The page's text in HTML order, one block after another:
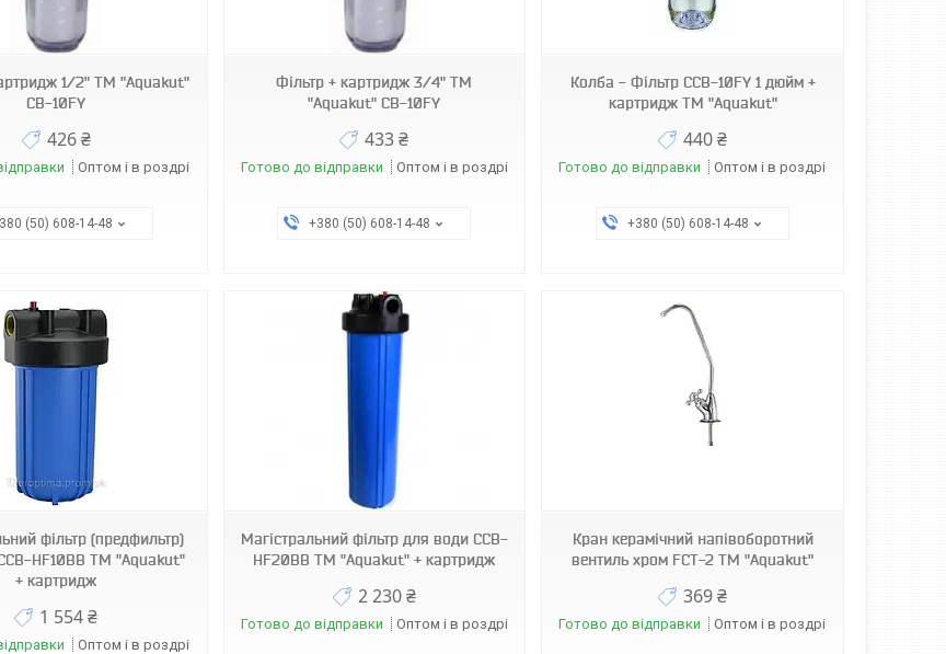
1/2" ТМ "Aquakut"
CB-10FY
426 ₴
Оптом і в роздріб
(50) 608-14-48
Фільтр + картридж 3/4" ТМ
"Aquakut" CB-10FY
433 ₴
Готово до відправки Оптом і в роздріб
+380 (50) 608-14-48
Колба - Фільтр CCB-10FY 1 дюйм +
картридж ТМ "Aquakut"
440 ₴
Готово до відправки Оптом і в роздріб
+380 (50) 608-14-48
фільтр (предфильтр)
HF10BB ТМ "Aquakut"
+ картридж
1 554 ₴
Оптом і в роздріб
Магістральний фільтр для води CCB-
HF20BB ТМ "Aquakut" + картридж
2 230 ₴
Готово до відправки Оптом і в роздріб
Кран керамічний напівоборотний
вентиль хром FCT-2 ТМ "Aquakut"
369 ₴
Готово до відправки Оптом і в роздріб